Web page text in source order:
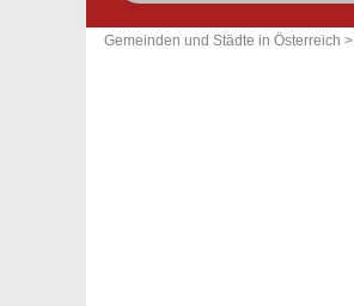
Gemeinden und Städte in Österreich >